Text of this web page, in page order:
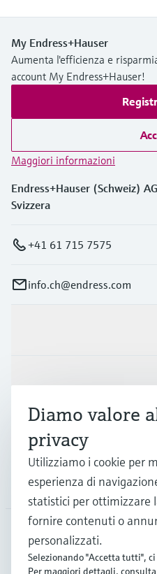
My Endress+Hauser
Aumenta l'efficienza e
account My Endress+Hauser!
Maggiori informazioni
Endress+Hauser (Schweiz) AG
Svizzera
+41 61 715 7575
info.ch@endress.com
Supporta
La società
CHE Italiano
Diamo valore
privacy
Utilizziamo i cookie per
esperienza di
statistici per ottimizzare
fornire contenuti o
personalizzati.
Selezionando "Accetta tutti",
Per maggiori dettagli,